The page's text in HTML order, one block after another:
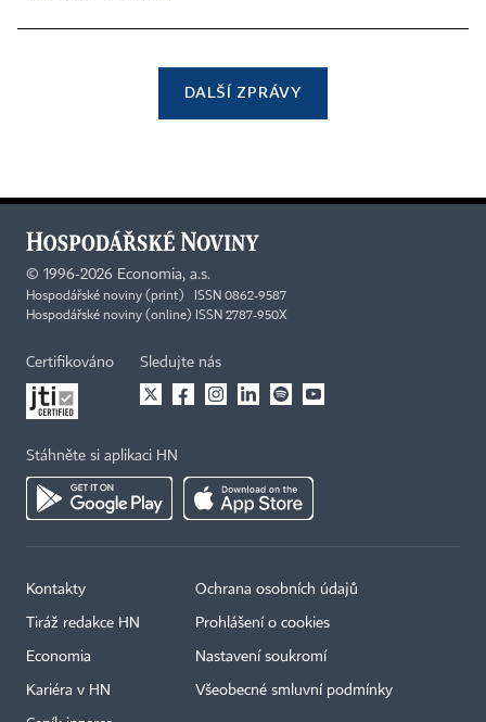
DALŠÍ ZPRÁVY
© 1996-2026 Economia, a.s.
Hospodářské noviny (print) ISSN 0862-9587
Hospodářské noviny (online) ISSN 2787-950X
Certifikováno Sledujte nás
Stáhněte si aplikaci HN
Kontakty
Tiráž redakce HN
Economia
Kariéra v HN
Ochrana osobních údajů
Prohlášení o cookies
Nastavení soukromí
Všeobecné smluvní podmínky